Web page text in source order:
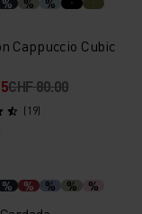
Cappuccio Cubic
CHF 80.00
(19)
% % % % %